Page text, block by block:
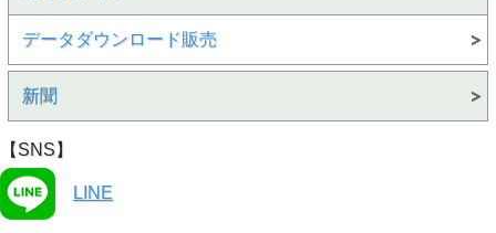
データダウンロード販売
新聞
【SNS】
LINE